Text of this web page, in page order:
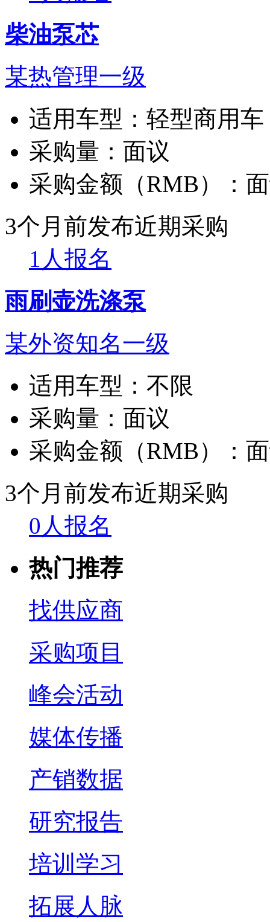
柴油泵芯
某热管理一级
适用车型： 轻型商用
采购量： 面议
采购金额（RMB）：
3个月前发布近期采购
1人报名
雨刷壶洗涤泵
某外资知名一级
适用车型： 不限
采购量： 面议
采购金额（RMB）：
3个月前发布近期采购
0人报名
热门推荐
找供应商
采购项目
峰会活动
媒体传播
产销数据
研究报告
培训学习
拓展人脉